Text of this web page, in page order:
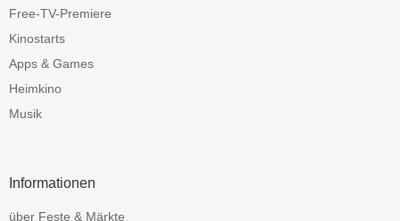
Free-TV-Premiere
Kinostarts
Apps & Games
Heimkino
Musik
Informationen
über Feste & Märkte